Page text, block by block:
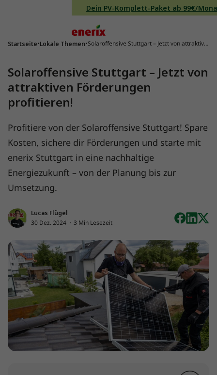
Direkt zum Inhalt wechselnDein PV-Komplett-Paket ab 99€/
Hauptnavigation
Startseite•Lokale Themen•Solaroffensive Stuttgart – Jetzt von attraktive
Solaroffensive Stuttgart – Jetzt von
attraktiven Förderungen
profitieren!
Profitiere von der Solaroffensive Stuttgart! Spare
Kosten, sichere dir Förderungen und starte mit
enerix Stuttgart in eine nachhaltige
Energiezukunft – von der Planung bis zur
Umsetzung.
Lucas Flügel
30 Dez. 2024 ・3 Min Lesezeit